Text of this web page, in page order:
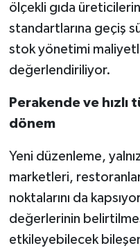
ölçekli gıda
standartlarına geçiş
stok yönetimi
değerlendiriliyor.
Perakende ve
dönem
Yeni düzenleme,
marketleri,
noktalarını da
değerlerinin
etkileyebilecek